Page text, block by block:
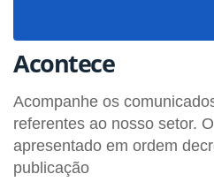
Acontece
Acompanhe os
referentes ao nosso setor.
apresentado em ordem
publicação